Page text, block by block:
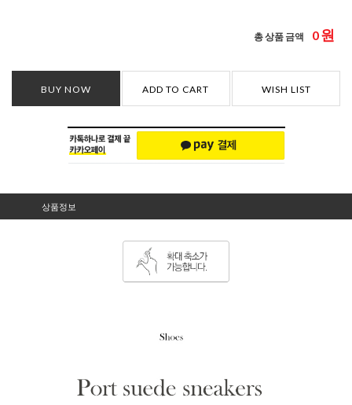
총 상품 금액 0원
BUY NOW ADD TO CART WISH LIST
상품정보